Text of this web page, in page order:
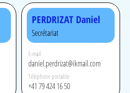
PERDRIZAT Daniel
Secrétariat
E-mail
daniel.perdrizat@ikmail.com
Téléphone portable
+41 79 424 16 50